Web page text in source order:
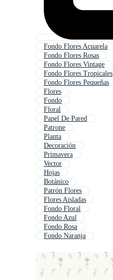
Fondo Flores Acuarela
Fondo Flores Rosas
Fondo Flores Vintage
Fondo Flores Tropicales
Fondo Flores Pequeñas
Flores
Fondo
Floral
Papel De Pared
Patrone
Planta
Decoración
Primavera
Vector
Hojas
Botánico
Patrón Flores
Flores Aisladas
Fondo Floral
Fondo Azul
Fondo Rosa
Fondo Naranja